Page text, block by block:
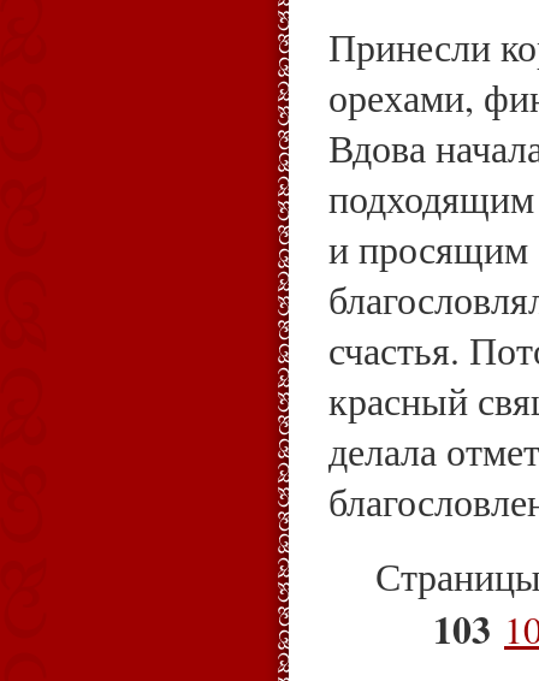
Принесли
орехами,
Вдова
и просящим
счастья.
красный
делала
103